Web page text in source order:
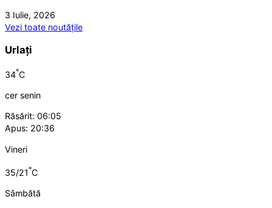
3 Iulie, 2026
Vezi toate noutățile
Urlați
34°C
cer senin
Răsărit: 06:05
Apus: 20:36
Vineri
35/21°C
Sâmbătă